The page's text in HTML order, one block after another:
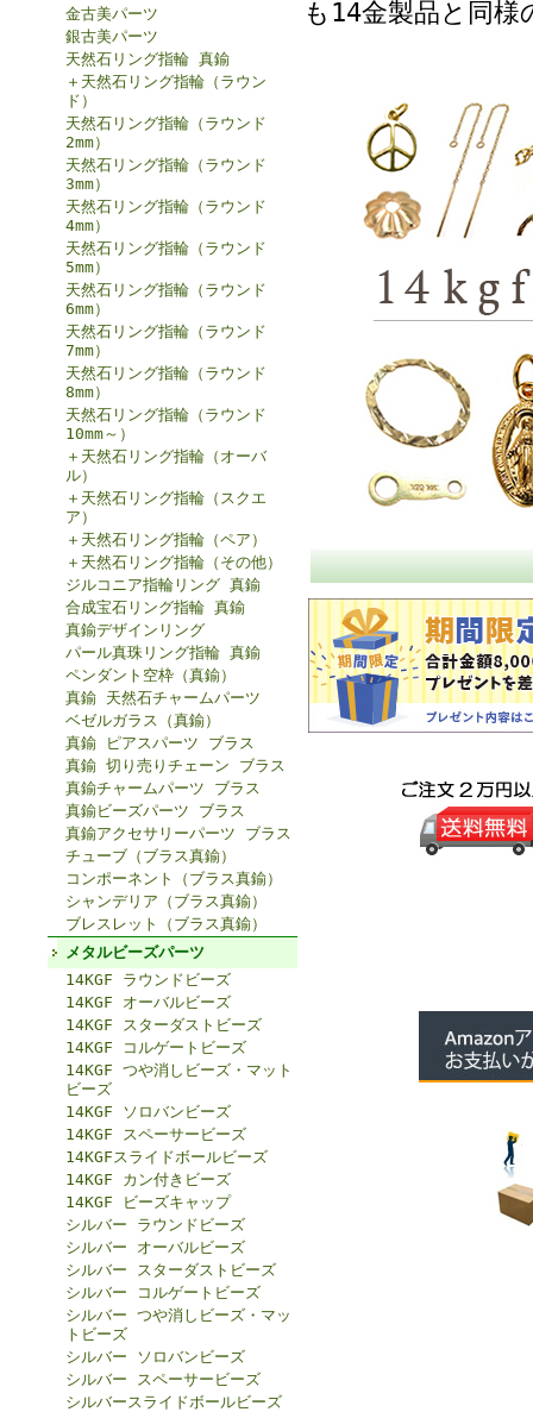
金古美パーツ
銀古美パーツ
天然石リング指輪 真鍮
＋天然石リング指輪（ラウン
ド）
天然石リング指輪（ラウンド
2mm）
天然石リング指輪（ラウンド
3mm）
天然石リング指輪（ラウンド
4mm）
天然石リング指輪（ラウンド
5mm）
天然石リング指輪（ラウンド
6mm）
天然石リング指輪（ラウンド
7mm）
天然石リング指輪（ラウンド
8mm）
天然石リング指輪（ラウンド
10mm～）
＋天然石リング指輪（オーバ
ル）
＋天然石リング指輪（スクエ
ア）
＋天然石リング指輪（ペア）
＋天然石リング指輪（その他）
ジルコニア指輪リング 真鍮
合成宝石リング指輪 真鍮
真鍮デザインリング
パール真珠リング指輪 真鍮
ペンダント空枠（真鍮）
真鍮 天然石チャームパーツ
ベゼルガラス（真鍮）
真鍮 ピアスパーツ ブラス
真鍮 切り売りチェーン ブラス
真鍮チャームパーツ ブラス
真鍮ビーズパーツ ブラス
真鍮アクセサリーパーツ ブラス
チューブ（ブラス真鍮）
コンポーネント（ブラス真鍮）
シャンデリア（ブラス真鍮）
ブレスレット（ブラス真鍮）
メタルビーズパーツ
14KGF ラウンドビーズ
14KGF オーバルビーズ
14KGF スターダストビーズ
14KGF コルゲートビーズ
14KGF つや消しビーズ・マット
ビーズ
14KGF ソロバンビーズ
14KGF スペーサービーズ
14KGFスライドボールビーズ
14KGF カン付きビーズ
14KGF ビーズキャップ
シルバー ラウンドビーズ
シルバー オーバルビーズ
シルバー スターダストビーズ
シルバー コルゲートビーズ
シルバー つや消しビーズ・マッ
トビーズ
シルバー ソロバンビーズ
シルバー スペーサービーズ
シルバースライドボールビーズ
も14金製品と同